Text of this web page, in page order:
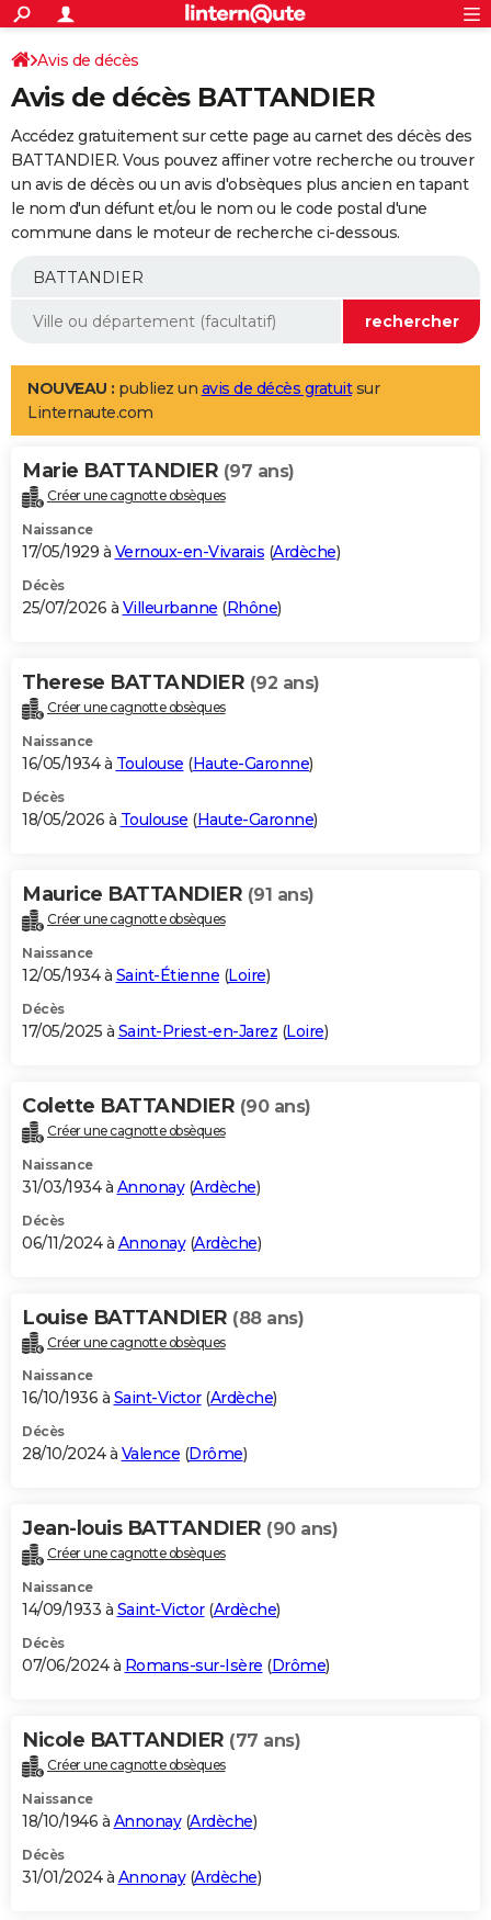
ACTUALITÉS
Politique
Société
Faits Divers
Education
Monde
Villes
+
SPORT
Coupe du monde 2026
Football
Tennis
Cyclisme
Rugby
Forum
Programme TV
TNT
Streaming
Cinéma
Sorties cinéma
Musique
+
FINANCE
Impôts
Immobilier
Risques naturels par ville
Banque
Assurance
Crédit
AUTO
Essais
Réserver un essai
Citadines
Berlines
SUV
Forum auto
+
Mobiles
Meilleur smartphone
Internet
Ordinateurs
Jeux vidéo
Guide high-tech
Aménagement intérieur
LIFESTYLE
Art de vivre
Bien-être
Loisirs
Mode
Modes de vie
Alimentation
Guide de la santé
Maladies
Médicaments
Sommeil
VOYAGE
Destinations
City break
Voyage nature
Voyage de noces
Forum
Climat
+PHOTO
GUIDES D'ACHAT
BONS PLANS
Carte de Noël
Carte Bonne année
Carte Saint-Valentin
Carte Pâques
Carte d'anniversaire
DICTIONNAIRE
Dictionnaire
Biographies
Citations
Expressions
Proverbes
PROGRAMME TV
S'inscrire
Se connecter
Lycées
Collèges
Primaires
Universités
Entreprises
Service militaire
Avis de recherche
AVIS DE DÉCÈS
Bricolage
Lifestyle
Culture
Sport
Auto
Television
Voyage
Cinema
Avis de décès
Avis de décès BATTANDIER
Accédez gratuitement sur cette page au carnet des décès des
BATTANDIER. Vous pouvez affiner votre recherche ou trouver
un avis de décès ou un avis d'obsèques plus ancien en tapant
le nom d'un défunt et/ou le nom ou le code postal d'une
commune dans le moteur de recherche ci-dessous.
NOUVEAU : publiez un avis de décès gratuitsur
Linternaute.com
Marie BATTANDIER (97 ans)
Créer une cagnotte obsèques
Naissance
17/05/1929 à Vernoux-en-Vivarais (Ardèche)
Décès
25/07/2026 à Villeurbanne (Rhône)
Therese BATTANDIER (92 ans)
Créer une cagnotte obsèques
Naissance
16/05/1934 à Toulouse (Haute-Garonne)
Décès
18/05/2026 à Toulouse (Haute-Garonne)
Maurice BATTANDIER (91 ans)
Créer une cagnotte obsèques
Naissance
12/05/1934 à Saint-Étienne (Loire)
Décès
17/05/2025 à Saint-Priest-en-Jarez (Loire)
Colette BATTANDIER (90 ans)
Créer une cagnotte obsèques
Naissance
31/03/1934 à Annonay(Ardèche)
Décès
06/11/2024 à Annonay(Ardèche)
Louise BATTANDIER (88 ans)
Créer une cagnotte obsèques
Naissance
16/10/1936 à Saint-Victor(Ardèche)
Décès
28/10/2024 à Valence (Drôme)
Jean-louis BATTANDIER (90 ans)
Créer une cagnotte obsèques
Naissance
14/09/1933 à Saint-Victor(Ardèche)
Décès
07/06/2024 à Romans-sur-Isère (Drôme)
Nicole BATTANDIER (77 ans)
Créer une cagnotte obsèques
Naissance
18/10/1946 à Annonay(Ardèche)
Décès
31/01/2024 à Annonay(Ardèche)